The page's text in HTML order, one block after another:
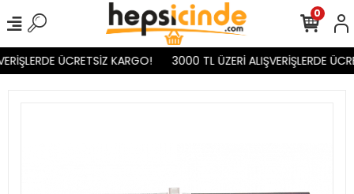
ÜCRETSİZ KARGO! 3000 TL ÜZERİ ALIŞVERİŞLERDE
0